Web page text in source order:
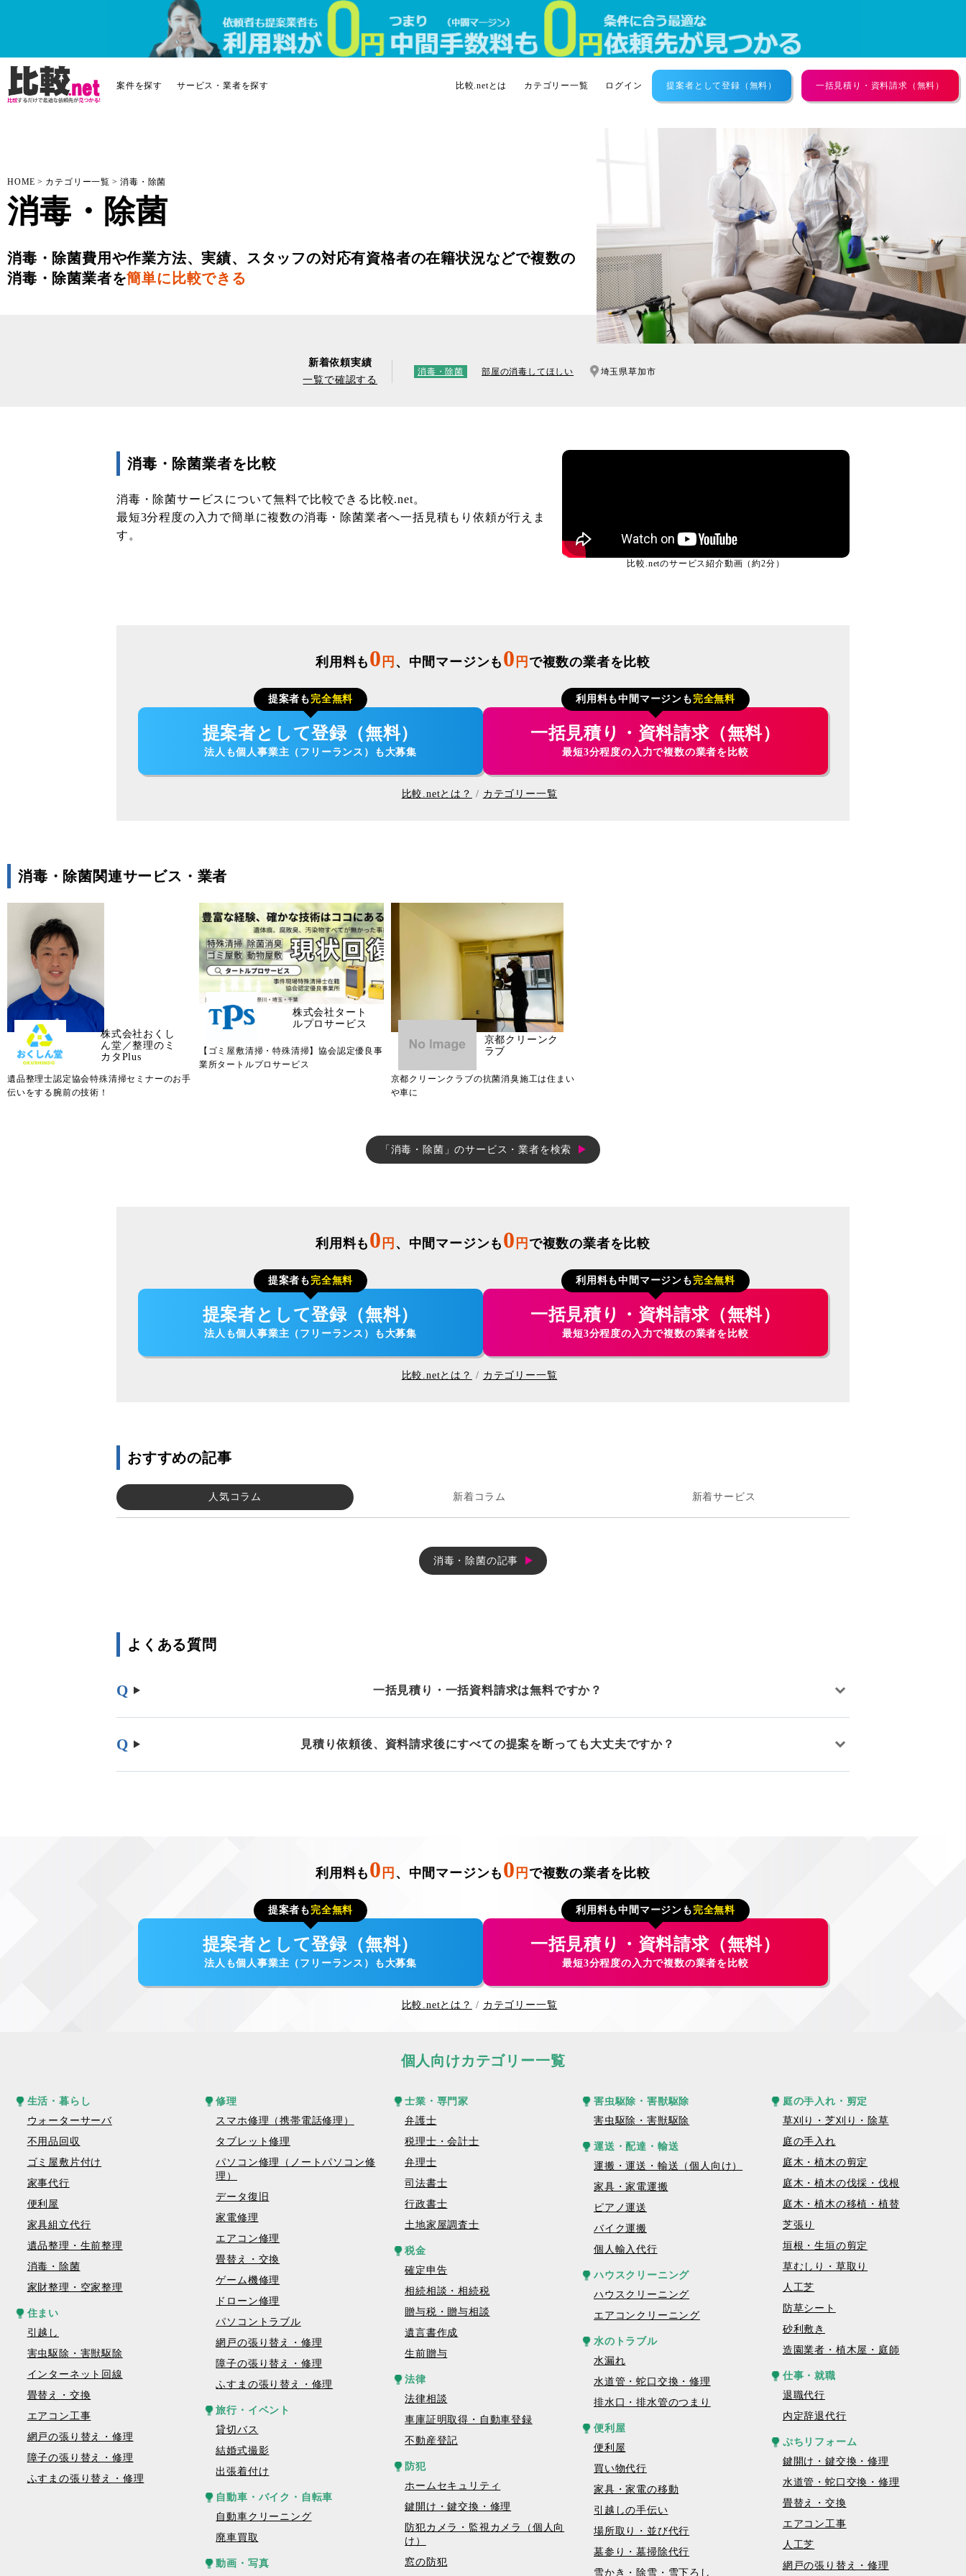
案件を探す サービス・業者を探す 比較.netとは カテゴリー一覧 ログイン 提案者として登録（無料） 一括見積り・資料請求（無料）
HOME カテゴリー一覧 消毒・除菌
消毒・除菌
消毒・除菌費用や作業方法、実績、スタッフの対応有資格者の在籍状況などで複数の
消毒・除菌業者を簡単に比較できる
新着依頼実績
一覧で確認する
消毒・除菌 部屋の消毒してほしい 埼玉県草加市
消毒・除菌業者を比較
消毒・除菌サービスについて無料で比較できる比較.net。
最短3分程度の入力で簡単に複数の消毒・除菌業者へ一括見積もり依頼が行えま
す。
比較.netのサービス紹介動画（約2分）
利用料も 0 円 、中間マージンも 0 円 で複数の業者を比較
提案者も 完全無料
提案者として登録（無料）
法人も個人事業主（フリーランス）も大募集
利用料も中間マージンも 完全無料
一括見積り・資料請求（無料）
最短3分程度の入力で複数の業者を比較
比較.netとは？ カテゴリー一覧
消毒・除菌関連サービス・業者
株式会社おくし
ん堂／整理のミ
カタPlus
遺品整理士認定協会特殊清掃セミナーのお手
伝いをする腕前の技術！
株式会社タート
ルプロサービス
【ゴミ屋敷清掃・特殊清掃】協会認定優良事
業所タートルプロサービス
京都クリーンク
ラブ
京都クリーンクラブの抗菌消臭施工は住まい
や車に
「消毒・除菌」のサービス・業者を検索
利用料も 0 円 、中間マージンも 0 円 で複数の業者を比較
提案者も 完全無料
提案者として登録（無料）
法人も個人事業主（フリーランス）も大募集
利用料も中間マージンも 完全無料
一括見積り・資料請求（無料）
最短3分程度の入力で複数の業者を比較
比較.netとは？ カテゴリー一覧
おすすめの記事
人気コラム 新着コラム 新着サービス
消毒・除菌の記事
よくある質問
一括見積り・一括資料請求は無料ですか？
見積り依頼後、資料請求後にすべての提案を断っても大丈夫ですか？
利用料も 0 円 、中間マージンも 0 円 で複数の業者を比較
提案者も 完全無料
提案者として登録（無料）
法人も個人事業主（フリーランス）も大募集
利用料も中間マージンも 完全無料
一括見積り・資料請求（無料）
最短3分程度の入力で複数の業者を比較
比較.netとは？ カテゴリー一覧
個人向けカテゴリー一覧
生活・暮らし
ウォーターサーバ
不用品回収
ゴミ屋敷片付け
家事代行
便利屋
家具組立代行
遺品整理・生前整理
消毒・除菌
家財整理・空家整理
住まい
引越し
害虫駆除・害獣駆除
インターネット回線
畳替え・交換
エアコン工事
網戸の張り替え・修理
障子の張り替え・修理
ふすまの張り替え・修理
修理
スマホ修理（携帯電話修理）
タブレット修理
パソコン修理（ノートパソコン修
理）
データ復旧
家電修理
エアコン修理
畳替え・交換
ゲーム機修理
ドローン修理
パソコントラブル
網戸の張り替え・修理
障子の張り替え・修理
ふすまの張り替え・修理
旅行・イベント
貸切バス
結婚式撮影
出張着付け
自動車・バイク・自転車
自動車クリーニング
廃車買取
動画・写真
士業・専門家
弁護士
税理士・会計士
弁理士
司法書士
行政書士
土地家屋調査士
税金
確定申告
相続相談・相続税
贈与税・贈与相談
遺言書作成
生前贈与
法律
法律相談
車庫証明取得・自動車登録
不動産登記
防犯
ホームセキュリティ
鍵開け・鍵交換・修理
防犯カメラ・監視カメラ（個人向
け）
窓の防犯
害虫駆除・害獣駆除
害虫駆除・害獣駆除
運送・配達・輸送
運搬・運送・輸送（個人向け）
家具・家電運搬
ピアノ運送
バイク運搬
個人輸入代行
ハウスクリーニング
ハウスクリーニング
エアコンクリーニング
水のトラブル
水漏れ
水道管・蛇口交換・修理
排水口・排水管のつまり
便利屋
便利屋
買い物代行
家具・家電の移動
引越しの手伝い
場所取り・並び代行
墓参り・墓掃除代行
雪かき・除雪・雪下ろし
庭の手入れ・剪定
草刈り・芝刈り・除草
庭の手入れ
庭木・植木の剪定
庭木・植木の伐採・伐根
庭木・植木の移植・植替
芝張り
垣根・生垣の剪定
草むしり・草取り
人工芝
防草シート
砂利敷き
造園業者・植木屋・庭師
仕事・就職
退職代行
内定辞退代行
ぷちリフォーム
鍵開け・鍵交換・修理
水道管・蛇口交換・修理
畳替え・交換
エアコン工事
人工芝
網戸の張り替え・修理